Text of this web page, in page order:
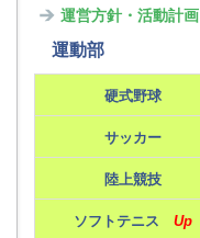
運営方針・活動計
運動部
硬式野球
サッカー
陸上競技
ソフトテニス Up